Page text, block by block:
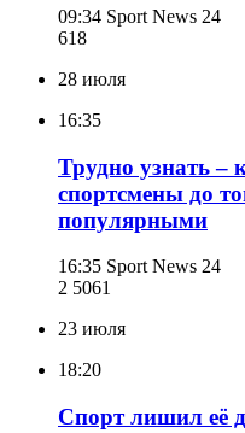
09:34 Sport News 24
618
28 июля
16:35
Трудно узнать –
спортсмены до
популярными
16:35 Sport News 24
2 5061
23 июля
18:20
Спорт лишил её